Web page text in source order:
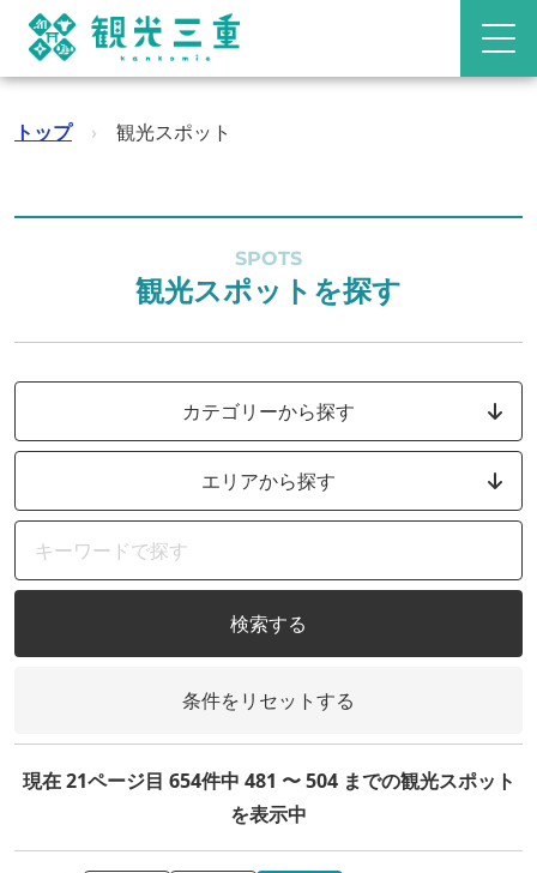
トップ › 観光スポット
SPOTS
観光スポットを探す
カテゴリーから探す
エリアから探す
検索する
条件をリセットする
現在 21ページ目 654件中 481 〜 504 までの観光スポット
を表示中